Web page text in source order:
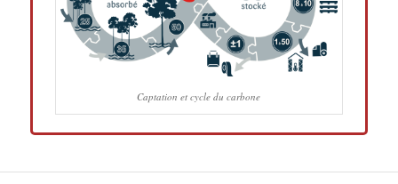
Captation et cycle du carbone